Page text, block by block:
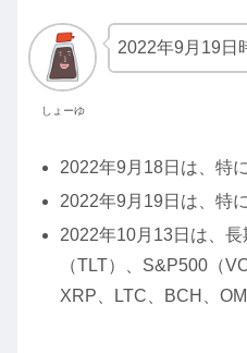
しょーゆ
2022年9月19日
2022年9月18日は、特
2022年9月19日は、特
2022年10月13日は、
（TLT）、S&P500（
XRP、LTC、BCH、